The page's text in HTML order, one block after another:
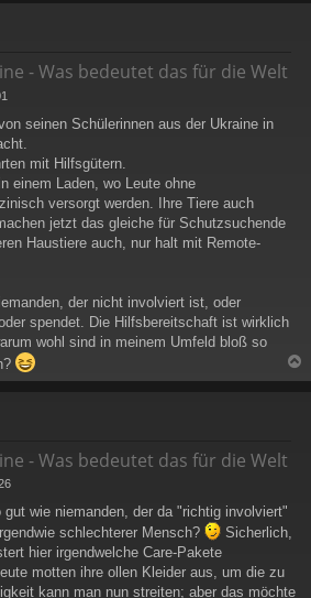
- Was bedeutet das für die Welt
seinen Schülerinnen aus der Ukraine in
mit Hilfsgütern.
einem Laden, wo Leute ohne
versorgt werden. Ihre Tiere auch
jetzt das gleiche für Schutzsuchende
Haustiere auch, nur halt mit Remote-
der nicht involviert ist, oder
spendet. Die Hilfsbereitschaft ist wirklich
wohl sind in meinem Umfeld bloß so
a
- Was bedeutet das für die Welt
wie niemanden, der da "richtig involviert"
schlechterer Mensch?
Sicherlich,
hier irgendwelche Care-Pakete
motten ihre ollen Kleider aus, um die zu
kann man nun streiten; aber das möchte